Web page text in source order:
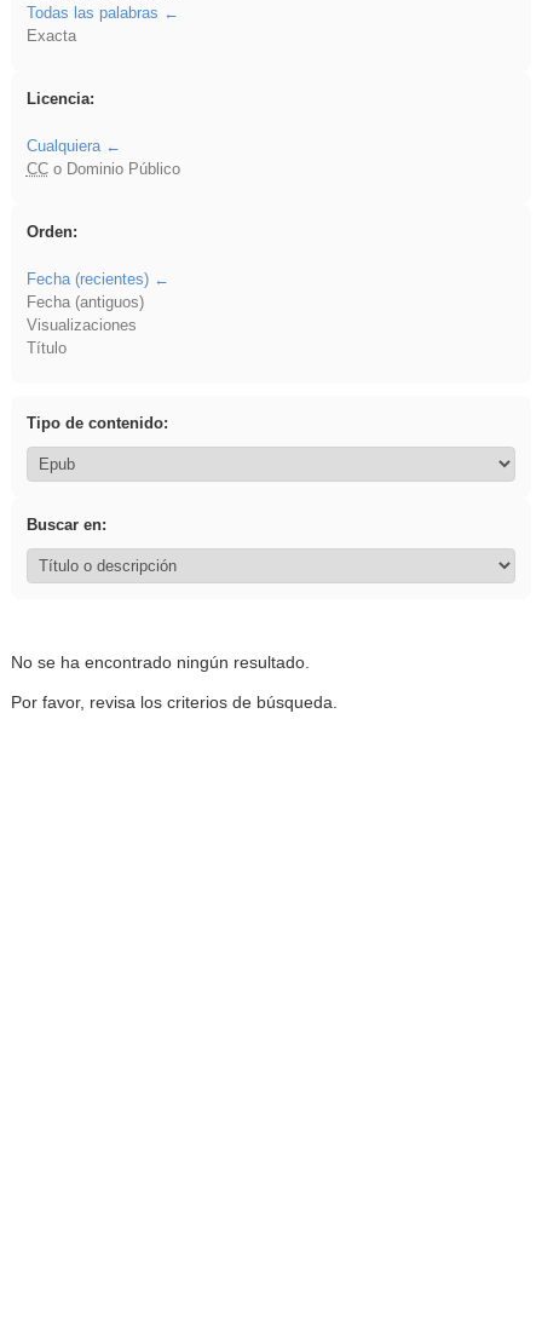
Todas las palabras
Exacta
Licencia:
Cualquiera
CCo Dominio Público
Orden:
Fecha (recientes)
Fecha (antiguos)
Visualizaciones
Título
Tipo de contenido:
Buscar en:
No se ha encontrado ningún resultado.
Por favor, revisa los criterios de búsqueda.